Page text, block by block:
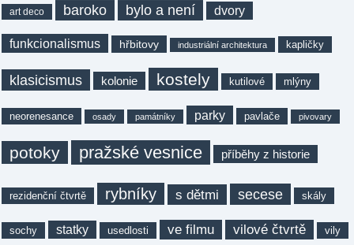
art deco baroko bylo a není dvory
funkcionalismus hřbitovy industriální architektura kapličky
klasicismus kolonie kostely kutilové mlýny
neorenesance osady památníky parky pavlače pivovary
potoky pražské vesnice příběhy z historie
rezidenční čtvrtě rybníky s dětmi secese skály
sochy statky usedlosti ve filmu vilové čtvrtě vily